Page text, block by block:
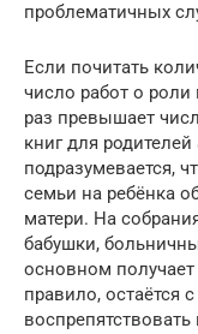
проблематичных
Если почитать
число работ о роли
раз превышает
книг для
подразумевается,
семьи на ребёнка
матери. На
бабушки,
основном получает
правило, остаётся